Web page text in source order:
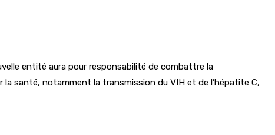
entité aura pour responsabilité de combattre la
santé, notamment la transmission du VIH et de l’hépatite C,